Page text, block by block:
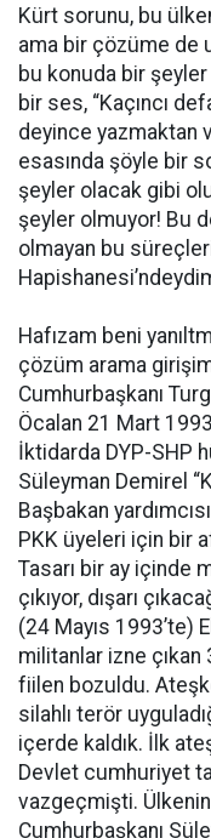
Kürt sorunu, bu
ama bir çözüme de
bu konuda bir
bir ses, “Kaçıncı
deyince yazmaktan
esasında şöyle bir
şeyler olacak gibi
şeyler olmuyor! Bu
olmayan bu
Hafızam beni
çözüm arama
Cumhurbaşkanı
Öcalan 21 Mart
İktidarda DYP-SHP
Süleyman Demirel
Başbakan
PKK üyeleri için bir
Tasarı bir ay içinde
çıkıyor, dışarı
(24 Mayıs 1993’te)
militanlar izne
fiilen bozuldu.
silahlı terör
içerde kaldık. İlk
Devlet cumhuriyet
vazgeçmişti.
Cumhurbaşkanı